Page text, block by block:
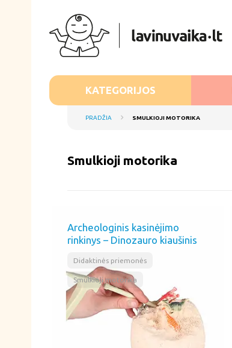
KATEGORIJOS
PRADŽIA SMULKIOJI MOTORIKA
Smulkioji motorika
Archeologinis kasinėjimo
rinkinys – Dinozauro kiaušinis
Didaktinės priemonės
Smulkioji motorika